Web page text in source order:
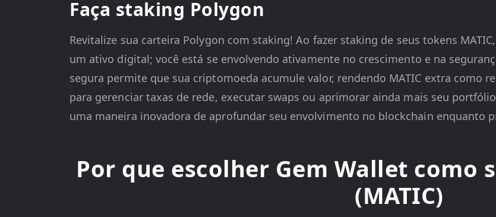
Faça staking Polygon
Revitalize sua carteira Polygon com staking! Ao fazer staking de seus tokens
um ativo digital; você está se envolvendo ativamente no crescimento e na
segura permite que sua criptomoeda acumule valor, rendendo MATIC extra como
para gerenciar taxas de rede, executar swaps ou aprimorar ainda mais seu
uma maneira inovadora de aprofundar seu envolvimento no blockchain enquanto
Por que escolher Gem Wallet como
(MATIC)